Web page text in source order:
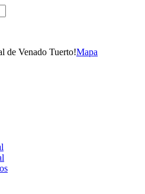
de Venado Tuerto!Mapa